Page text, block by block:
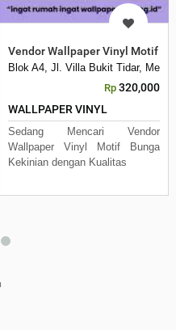
Malang
Kec. Lowokwaru, Kota Malang,
Vendor Wallpaper Vinyl Motif
Blok A4, Jl. Villa Bukit Tidar,
Rp 320,000
WALLPAPER VINYL
Sedang Mencari Vendor
Wallpaper Vinyl Motif Bunga
Kekinian dengan Kualitas